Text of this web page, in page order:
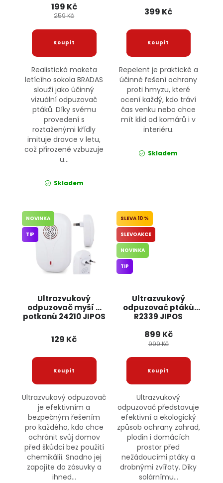
199 Kč
259 Kč
Realistická maketa
letícího sokola BRADAS
slouží jako účinný
vizuální odpuzovač
ptáků. Díky svému
provedení s
roztaženými křídly
imituje dravce v letu,
což přirozeně vzbuzuje
u...
Skladem
399 Kč
Repelent je praktické a
účinné řešení ochrany
proti hmyzu, které
ocení každý, kdo tráví
čas venku nebo chce
mít klid od komárů i v
interiéru.
Skladem
Ultrazvukový
odpuzovač myší a
potkanů 24210 JIPOS
NOVINKA
TIP
129 Kč
Ultrazvukový odpuzovač
je efektivním a
bezpečným řešením
pro každého, kdo chce
ochránit svůj domov
před škůdci bez použití
chemikálií. Snadno jej
zapojíte do zásuvky a
ihned...
Ultrazvukový
odpuzovač ptáků
R2339 JIPOS
10 %
SLEVOAKCE
NOVINKA
TIP
899 Kč
999 Kč
Ultrazvukový
odpuzovač představuje
efektivní a ekologický
způsob ochrany zahrad,
plodin i domácích
prostor před
nežádoucími ptáky a
drobnými zvířaty. Díky
solárnímu...